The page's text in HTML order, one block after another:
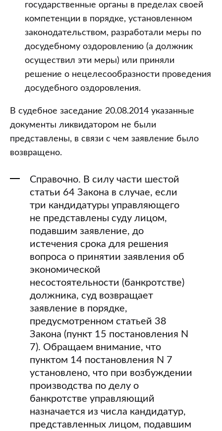
государственные органы в пределах своей
компетенции в порядке, установленном
законодательством, разработали меры по
досудебному оздоровлению (а должник
осуществил эти меры) или приняли
решение о нецелесообразности проведения
досудебного оздоровления.
В судебное заседание 20.08.2014 указанные
документы ликвидатором не были
представлены, в связи с чем заявление было
возвращено.
Справочно. В силу части шестой
статьи 64 Закона в случае, если
три кандидатуры управляющего
не представлены суду лицом,
подавшим заявление, до
истечения срока для решения
вопроса о принятии заявления об
экономической
несостоятельности (банкротстве)
должника, суд возвращает
заявление в порядке,
предусмотренном статьей 38
Закона (пункт 15 постановления N
7). Обращаем внимание, что
пунктом 14 постановления N 7
установлено, что при возбуждении
производства по делу о
банкротстве управляющий
назначается из числа кандидатур,
представленных лицом, подавшим